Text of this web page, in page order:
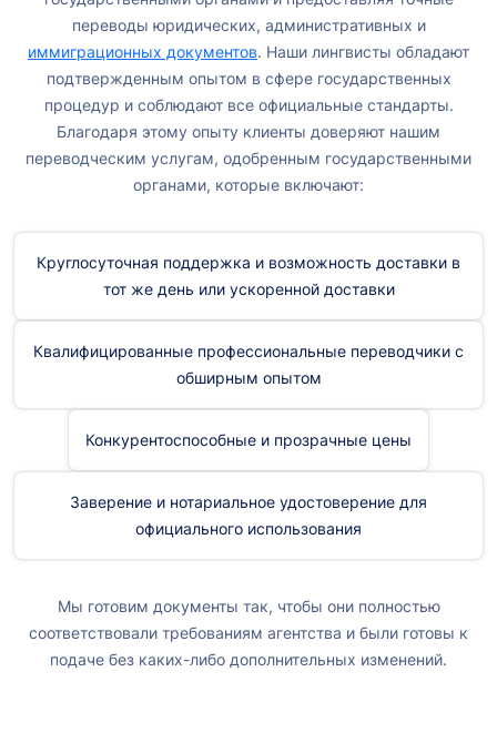
переводы юридических, административных и
иммиграционных документов. Наши лингвисты обладают
подтвержденным опытом в сфере государственных
процедур и соблюдают все официальные стандарты.
Благодаря этому опыту клиенты доверяют нашим
переводческим услугам, одобренным государственными
органами, которые включают:
Круглосуточная поддержка и возможность доставки в
тот же день или ускоренной доставки
Квалифицированные профессиональные переводчики с
обширным опытом
Конкурентоспособные и прозрачные цены
Заверение и нотариальное удостоверение для
официального использования
Мы готовим документы так, чтобы они полностью
соответствовали требованиям агентства и были готовы к
подаче без каких-либо дополнительных изменений.